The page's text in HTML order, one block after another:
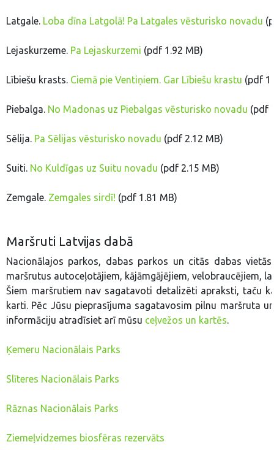
Latgale. Loba dīna Latgolā! Pa Latgales vēsturisko novadu
Lejaskurzeme. Pa Lejaskurzemi (pdf 1.92 MB)
Lībiešu krasts. Ciemā pie Ventiņiem. Gar Lībiešu krastu (pdf
Piebalga. No Madonas uz Piebalgas vēsturisko novadu (pdf
Sēlija. Pa Sēlijas vēsturisko novadu (pdf 2.12 MB)
Suiti. No Kuldīgas uz Suitu novadu (pdf 2.15 MB)
Zemgale. Zemgales sirdī! (pdf 1.81 MB)
Maršruti Latvijas dabā
Nacionālajos parkos, dabas parkos un citās dabas
maršrutus autoceļotājiem, kājāmgājējiem, velobraucējiem,
Šiem maršrutiem nav sagatavoti detalizēti apraksti, taču
karti. Pēc Jūsu pieprasījuma sagatavosim pilnu maršruta
informāciju atradīsiet arī mūsu ceļvežos un kartēs.
Ķemeru Nacionālais Parks
Slīteres Nacionālais Parks
Rāznas Nacionālais Parks
Ziemeļvidzemes biosfēras rezervāts